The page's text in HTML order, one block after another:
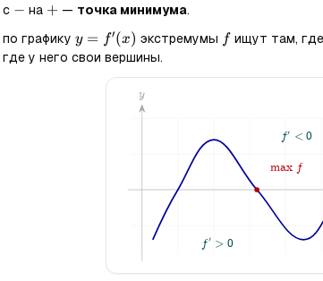
с -
− на +
+ — точка минимума.
графику y=f'(x)
y = f′(x) экстремумы ffищут там, где
у него свои вершины.